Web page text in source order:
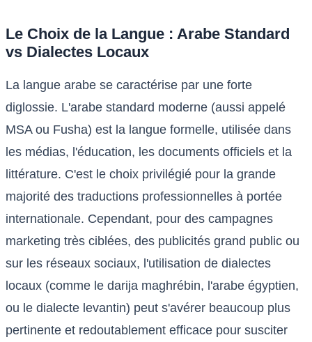
Le Choix de la Langue : Arabe Standard
vs Dialectes Locaux
La langue arabe se caractérise par une forte
diglossie. L'arabe standard moderne (aussi appelé
MSA ou Fusha) est la langue formelle, utilisée dans
les médias, l'éducation, les documents officiels et la
littérature. C'est le choix privilégié pour la grande
majorité des traductions professionnelles à portée
internationale. Cependant, pour des campagnes
marketing très ciblées, des publicités grand public ou
sur les réseaux sociaux, l'utilisation de dialectes
locaux (comme le darija maghrébin, l'arabe égyptien,
ou le dialecte levantin) peut s'avérer beaucoup plus
pertinente et redoutablement efficace pour susciter